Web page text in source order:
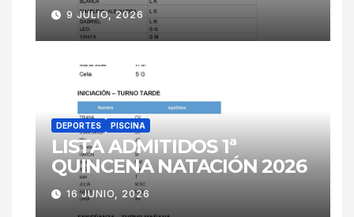
9 JULIO, 2026
DEPORTES PISCINA
LISTA ADMITIDOS 1ª
QUINCENA NATACIÓN 2026
16 JUNIO, 2026